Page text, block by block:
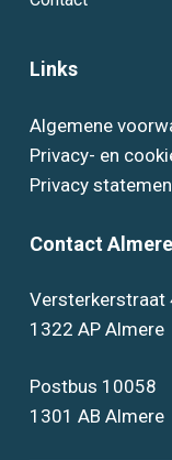
Links
Algemene
Privacy- en
Privacy
Contact Almere
Versterkerstraat
1322 AP Almere
Postbus 10058
1301 AB Almere